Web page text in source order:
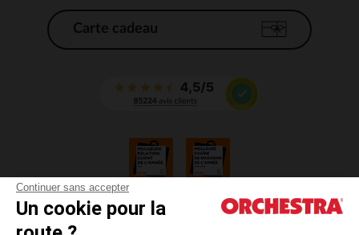
Continuer sans accepter
Un cookie pour la
Carte cadeau